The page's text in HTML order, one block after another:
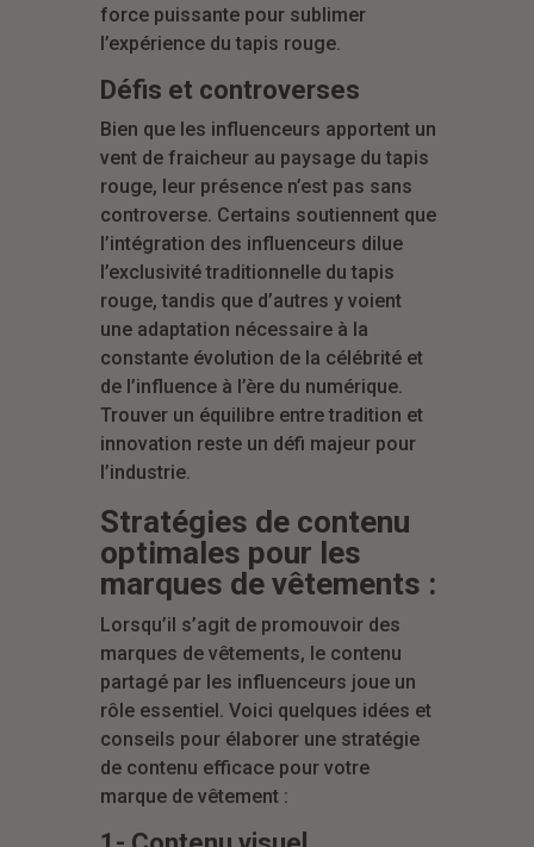
force puissante pour sublimer
l’expérience du tapis rouge.
Défis et controverses
Bien que les influenceurs apportent un
vent de fraicheur au paysage du tapis
rouge, leur présence n’est pas sans
controverse. Certains soutiennent que
l’intégration des influenceurs dilue
l’exclusivité traditionnelle du tapis
rouge, tandis que d’autres y voient
une adaptation nécessaire à la
constante évolution de la célébrité et
de l’influence à l’ère du numérique.
Trouver un équilibre entre tradition et
innovation reste un défi majeur pour
l’industrie.
Stratégies de contenu
optimales pour les
marques de vêtements :
Lorsqu’il s’agit de promouvoir des
marques de vêtements, le contenu
partagé par les influenceurs joue un
rôle essentiel. Voici quelques idées et
conseils pour élaborer une stratégie
de contenu efficace pour votre
marque de vêtement :